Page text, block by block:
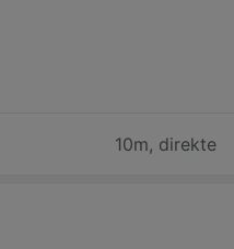
10m, direkte